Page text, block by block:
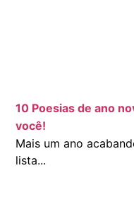
10 Poesias de ano
você!
Mais um ano
lista...